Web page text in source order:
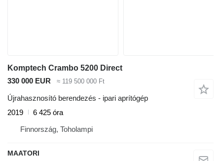
Komptech Crambo 5200 Direct
330 000 EUR
≈ 119 500 000 Ft
Újrahasznosító berendezés - ipari aprítógép
2019
6 425 óra
Finnország, Toholampi
MAATORI